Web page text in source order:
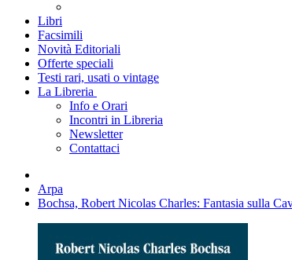
Libri
Facsimili
Novità Editoriali
Offerte speciali
Testi rari, usati o vintage
La Libreria
Info e Orari
Incontri in Libreria
Newsletter
Contattaci
Arpa
Bochsa, Robert Nicolas Charles: Fantasia sulla